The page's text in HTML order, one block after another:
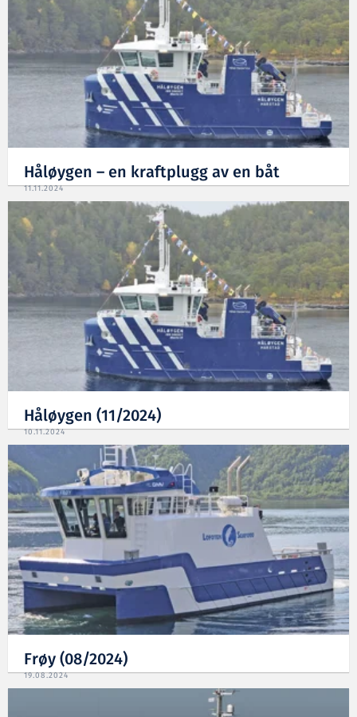
Håløygen – en kraftplugg av en båt
11.11.2024
Håløygen (11/2024)
10.11.2024
Frøy (08/2024)
19.08.2024